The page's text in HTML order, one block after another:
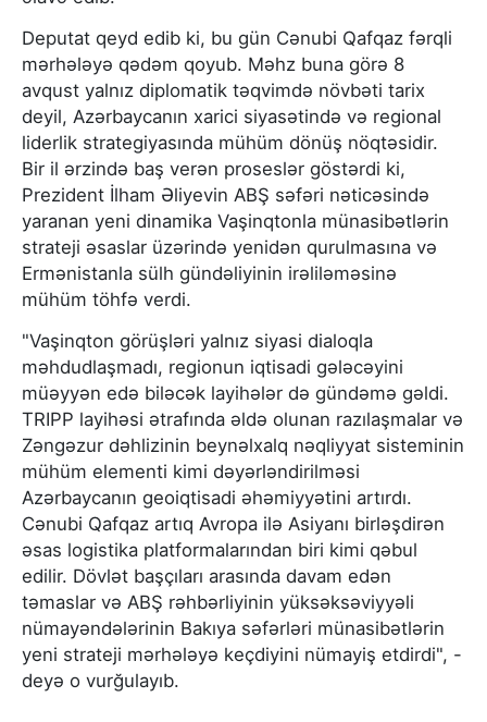
Deputat qeyd edib ki, bu gün Cənubi Qafqaz fərqli
mərhələyə qədəm qoyub. Məhz buna görə 8
avqust yalnız diplomatik təqvimdə növbəti tarix
deyil, Azərbaycanın xarici siyasətində və regional
liderlik strategiyasında mühüm dönüş nöqtəsidir.
Bir il ərzində baş verən proseslər göstərdi ki,
Prezident İlham Əliyevin ABŞ səfəri nəticəsində
yaranan yeni dinamika Vaşinqtonla münasibətlərin
strateji əsaslar üzərində yenidən qurulmasına və
Ermənistanla sülh gündəliyinin irəliləməsinə
mühüm töhfə verdi.
"Vaşinqton görüşləri yalnız siyasi dialoqla
məhdudlaşmadı, regionun iqtisadi gələcəyini
müəyyən edə biləcək layihələr də gündəmə gəldi.
TRIPP layihəsi ətrafında əldə olunan razılaşmalar və
Zəngəzur dəhlizinin beynəlxalq nəqliyyat sisteminin
mühüm elementi kimi dəyərləndirilməsi
Azərbaycanın geoiqtisadi əhəmiyyətini artırdı.
Cənubi Qafqaz artıq Avropa ilə Asiyanı birləşdirən
əsas logistika platformalarından biri kimi qəbul
edilir. Dövlət başçıları arasında davam edən
təmaslar və ABŞ rəhbərliyinin yüksəksəviyyəli
nümayəndələrinin Bakıya səfərləri münasibətlərin
yeni strateji mərhələyə keçdiyini nümayiş etdirdi", -
deyə o vurğulayıb.